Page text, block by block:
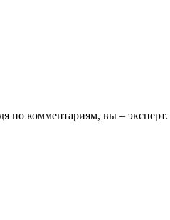
по комментариям, вы – эксперт.